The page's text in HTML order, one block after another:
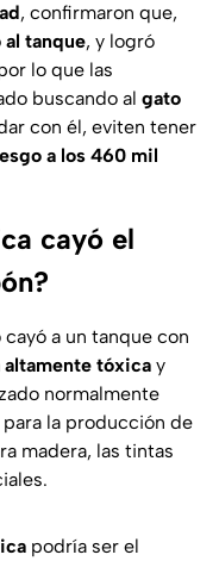
, confirmaron que,
al tanque, y logró
lo que las
buscando al gato
con él, eviten tener
a los 460 mil
cayó el
a un tanque con
altamente tóxica y
normalmente
la producción de
madera, las tintas
podría ser el